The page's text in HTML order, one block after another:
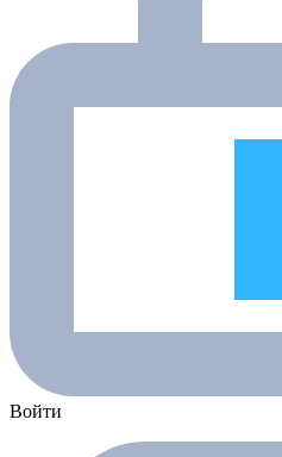
Войти